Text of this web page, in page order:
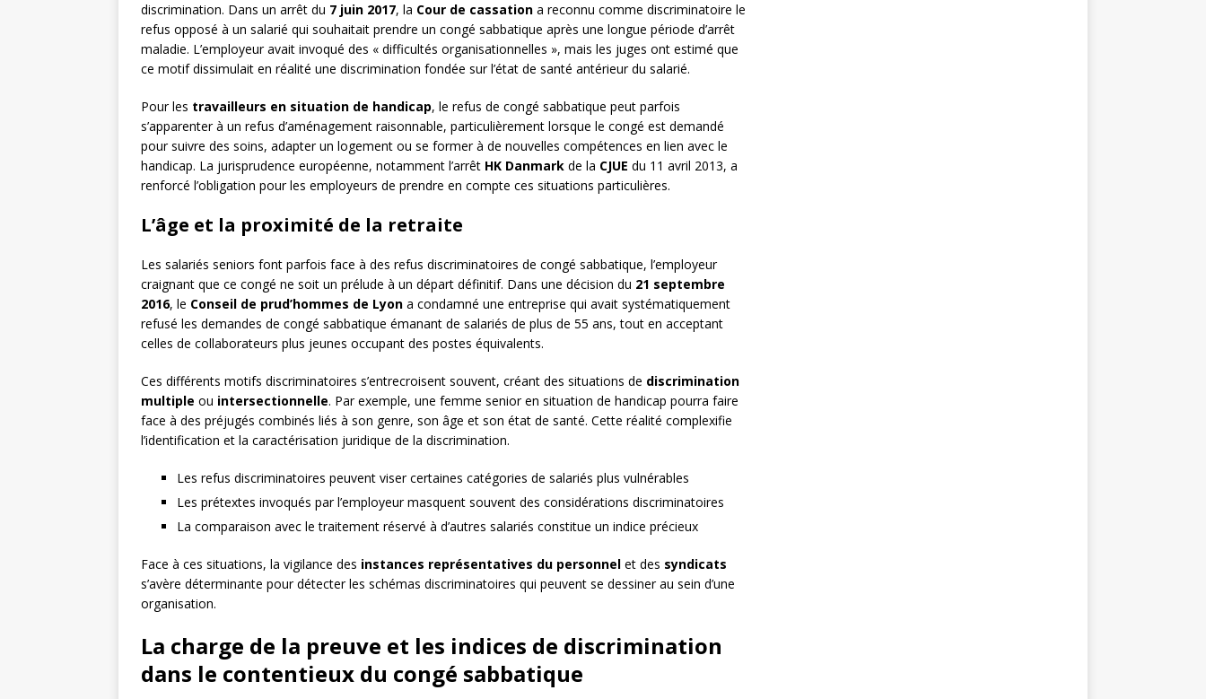
discrimination. Dans un arrêt du 7 juin 2017, la Cour de cassation a reconnu comme discriminatoire le
refus opposé à un salarié qui souhaitait prendre un congé sabbatique après une longue période d’arrêt
maladie. L’employeur avait invoqué des « difficultés organisationnelles », mais les juges ont estimé que
ce motif dissimulait en réalité une discrimination fondée sur l’état de santé antérieur du salarié.
Pour les travailleurs en situation de handicap, le refus de congé sabbatique peut parfois
s’apparenter à un refus d’aménagement raisonnable, particulièrement lorsque le congé est demandé
pour suivre des soins, adapter un logement ou se former à de nouvelles compétences en lien avec le
handicap. La jurisprudence européenne, notamment l’arrêt HK Danmark de la CJUE du 11 avril 2013, a
renforcé l’obligation pour les employeurs de prendre en compte ces situations particulières.
L’âge et la proximité de la retraite
Les salariés seniors font parfois face à des refus discriminatoires de congé sabbatique, l’employeur
craignant que ce congé ne soit un prélude à un départ définitif. Dans une décision du 21 septembre
2016, le Conseil de prud’hommes de Lyon a condamné une entreprise qui avait systématiquement
refusé les demandes de congé sabbatique émanant de salariés de plus de 55 ans, tout en acceptant
celles de collaborateurs plus jeunes occupant des postes équivalents.
Ces différents motifs discriminatoires s’entrecroisent souvent, créant des situations de discrimination
multiple ou intersectionnelle. Par exemple, une femme senior en situation de handicap pourra faire
face à des préjugés combinés liés à son genre, son âge et son état de santé. Cette réalité complexifie
l’identification et la caractérisation juridique de la discrimination.
Les refus discriminatoires peuvent viser certaines catégories de salariés plus vulnérables
Les prétextes invoqués par l’employeur masquent souvent des considérations discriminatoires
La comparaison avec le traitement réservé à d’autres salariés constitue un indice précieux
Face à ces situations, la vigilance des instances représentatives du personnel et des syndicats
s’avère déterminante pour détecter les schémas discriminatoires qui peuvent se dessiner au sein d’une
organisation.
La charge de la preuve et les indices de discrimination
dans le contentieux du congé sabbatique